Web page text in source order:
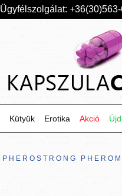
Ügyfélszolgálat:
Kütyük Erotika Akció
PHEROSTRONG